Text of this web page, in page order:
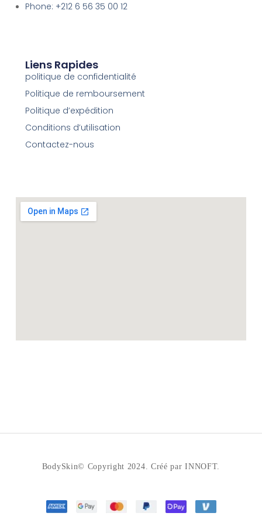
Phone: +212 6 56 35 00 12
Liens Rapides
politique de confidentialité
Politique de remboursement
Politique d’expédition
Conditions d’utilisation
Contactez-nous
BodySkin© Copyright 2024. Créé par INNOFT.